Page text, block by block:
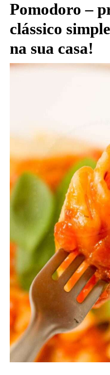
Pomodoro –
clássico
na sua casa!